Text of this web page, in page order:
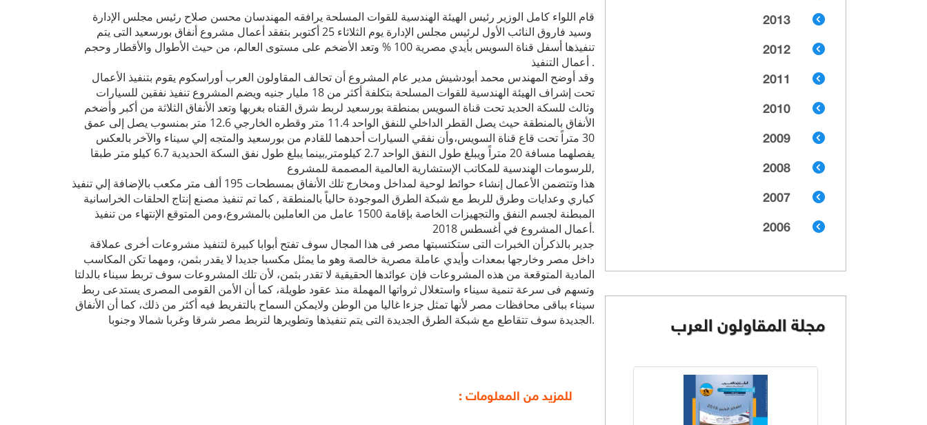
قام اللواء كامل الوزير رئيس الهيئة الهندسية للقوات المسلحة يرافقه المهندسان محسن صلاح رئيس مجلس الإدارة
وسيد فاروق النائب الأول لرئيس مجلس الإدارة يوم الثلاثاء 25 أكتوبر بتفقد أعمال مشروع أنفاق بورسعيد التى يتم
تنفيذها أسفل قناة السويس بأيدي مصرية 100 % وتعد الأضخم على مستوى العالم، من حيث الأطوال والأقطار وحجم
أعمال التنفيذ .
وقد أوضح المهندس محمد أبودشيش مدير عام المشروع أن تحالف المقاولون العرب أوراسكوم يقوم بتنفيذ الأعمال
تحت إشراف الهيئة الهندسية للقوات المسلحة بتكلفة أكثر من 18 مليار جنيه ويضم المشروع تنفيذ نفقين للسيارات
وثالث للسكة الحديد تحت قناة السويس بمنطقة بورسعيد لربط شرق القناه بغربها وتعد الأنفاق الثلاثة من أكبر وأضخم
الأنفاق بالمنطقة حيث يصل القطر الداخلي للنفق الواحد 11.4 متر وقطره الخارجي 12.6 متر بمنسوب يصل إلى عمق
30 متراً تحت قاع قناة السويس،وأن نفقي السيارات أحدهما للقادم من بورسعيد والمتجه إلي سيناء والآخر بالعكس
يفصلهما مسافة 20 متراً ويبلغ طول النفق الواحد 2.7 كيلومتر,بينما يبلغ طول نفق السكة الحديدية 6.7 كيلو متر طبقا
للرسومات الهندسية للمكاتب الإستشارية العالمية المصممة للمشروع,
هذا وتتضمن الأعمال إنشاء حوائط لوحية لمداخل ومخارج تلك الأنفاق بمسطحات 195 ألف متر مكعب بالإضافة إلي تنفيذ
كباري وعدايات وطرق للربط مع شبكة الطرق الموجودة حالياً بالمنطقة , كما تم تنفيذ مصنع إنتاج الحلقات الخراسانية
المبطنة لجسم النفق والتجهيزات الخاصة بإقامة 1500 عامل من العاملين بالمشروع،ومن المتوقع الإنتهاء من تنفيذ
أعمال المشروع في أغسطس 2018.
جدير بالذكرأن الخبرات التى ستكتسبتها مصر فى هذا المجال سوف تفتح أبوابا كبيرة لتنفيذ مشروعات أخرى عملاقة
داخل مصر وخارجها بمعدات وأيدي عاملة مصرية خالصة وهو ما يمثل مكسبا جديدا لا يقدر بثمن، ومهما تكن المكاسب
المادية المتوقعة من هذه المشروعات فإن عوائدها الحقيقية لا تقدر بثمن، لأن تلك المشروعات سوف تربط سيناء بالدلتا
وتسهم فى سرعة تنمية سيناء واستغلال ثرواتها المهملة منذ عقود طويلة، كما أن الأمن القومى المصرى يستدعى ربط
سيناء بباقى محافظات مصر لأنها تمثل جزءا غاليا من الوطن ولايمكن السماح بالتفريط فيه أكثر من ذلك، كما أن الأنفاق
الجديدة سوف تتقاطع مع شبكة الطرق الجديدة التى يتم تنفيذها وتطويرها لتربط مصر شرقا وغربا شمالا وجنوبا.
للمزيد من المعلومات :
2013
2012
2011
2010
2009
2008
2007
2006
مجلة المقاولون العرب